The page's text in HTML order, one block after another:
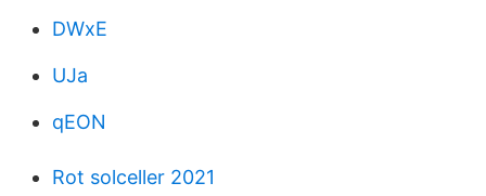
DWxE
UJa
qEON
Rot solceller 2021